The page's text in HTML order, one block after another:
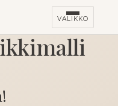
VALIKKO